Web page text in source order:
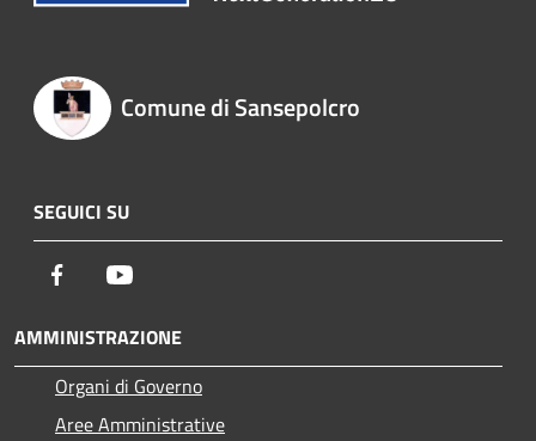
Comune di Sansepolcro
SEGUICI SU
Facebook
AMMINISTRAZIONE
Organi di Governo
Aree Amministrative